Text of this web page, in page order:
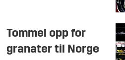
Tommel opp for
granater til Norge